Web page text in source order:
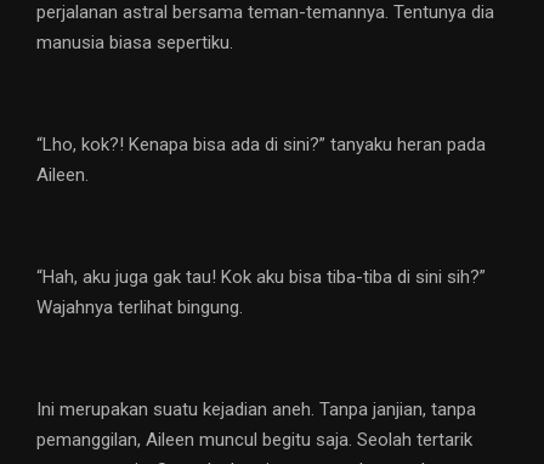
perjalanan astral bersama teman-temannya. Tentunya dia
manusia biasa sepertiku.
“Lho, kok?! Kenapa bisa ada di sini?” tanyaku heran pada
Aileen.
“Hah, aku juga gak tau! Kok aku bisa tiba-tiba di sini sih?”
Wajahnya terlihat bingung.
Ini merupakan suatu kejadian aneh. Tanpa janjian, tanpa
pemanggilan, Aileen muncul begitu saja. Seolah tertarik